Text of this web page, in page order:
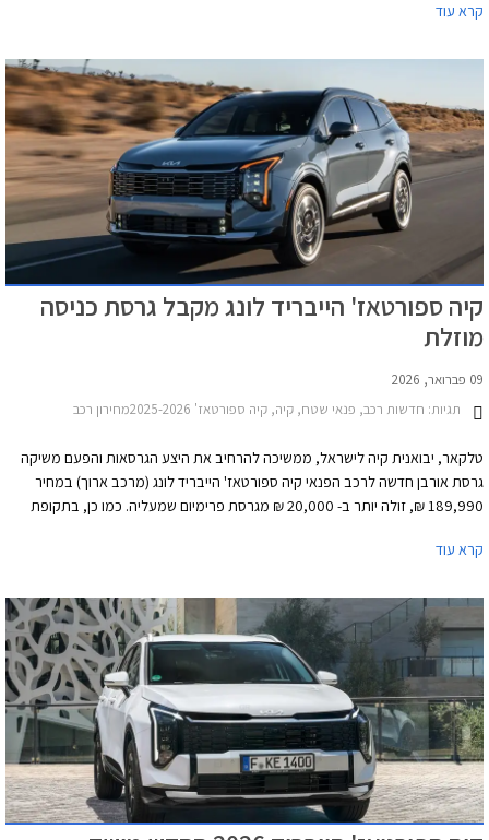
עד 30 במאי 2026.
קרא עוד
קיה ספורטאז' הייבריד לונג מקבל גרסת כניסה
מוזלת
09 פברואר, 2026
תגיות: חדשות רכב, פנאי שטח, קיה, קיה ספורטאז' 2025-2026מחירון רכב
טלקאר, יבואנית קיה לישראל, ממשיכה להרחיב את היצע הגרסאות והפעם משיקה
גרסת אורבן חדשה לרכב הפנאי קיה ספורטאז' הייבריד לונג (מרכב ארוך) במחיר
189,990 ₪, זולה יותר ב- 20,000 ₪ מגרסת פרימיום שמעליה. כמו כן, בתקופת
חשבון אבזור הנוחות. יחידת ההנעה ואבזור הבטיחות ללא שינוי.
קרא עוד